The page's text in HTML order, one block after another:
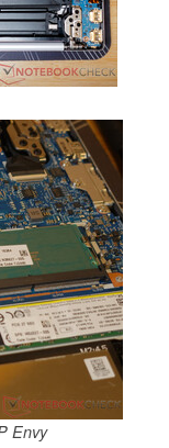
Envy